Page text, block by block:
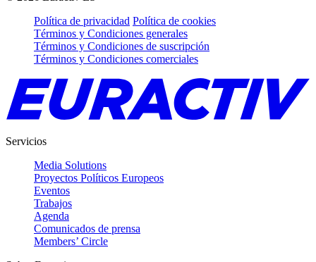
Política de privacidad Política de cookies
Términos y Condiciones generales
Términos y Condiciones de suscripción
Términos y Condiciones comerciales
Servicios
Media Solutions
Proyectos Políticos Europeos
Eventos
Trabajos
Agenda
Comunicados de prensa
Members’ Circle